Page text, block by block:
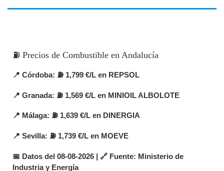
⛽ Precios de Combustible en Andalucía
📍 Córdoba: ⛽ 1,799 €/L en REPSOL
📍 Granada: ⛽ 1,569 €/L en MINIOIL ALBOLOTE
📍 Málaga: ⛽ 1,639 €/L en DINERGIA
📍 Sevilla: ⛽ 1,739 €/L en MOEVE
📅 Datos del 08-08-2026 | 🔗 Fuente: Ministerio de
Industria y Energía